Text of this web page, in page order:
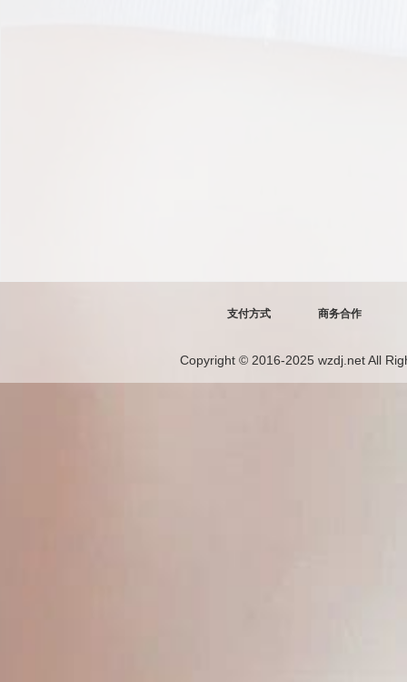
支付方式 商务合作
Copyright © 2016-2025 wzdj.net All